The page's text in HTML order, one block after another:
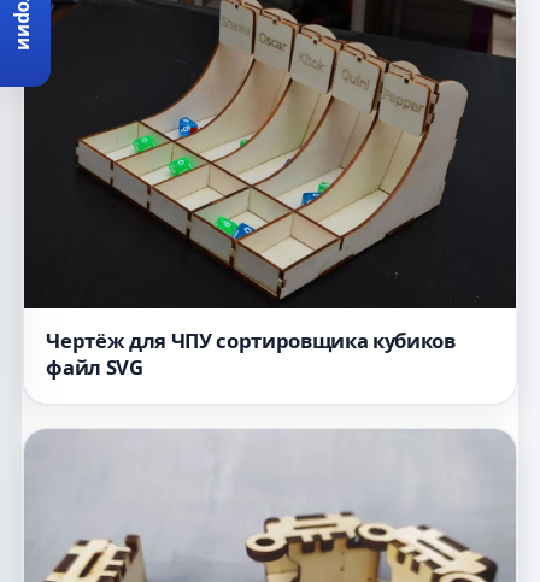
Чертёж для ЧПУ сортировщика кубиков
файл SVG